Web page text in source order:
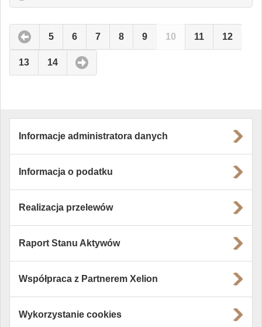
to
5 6 7 8 9 10 11 12
13 14
Informacje administratora danych
Informacja o podatku
Realizacja przelewów
Raport Stanu Aktywów
Współpraca z Partnerem Xelion
Wykorzystanie cookies